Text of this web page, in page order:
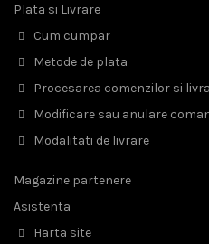
Plata si Livrare
Cum cumpar
Metode de plata
Procesarea comenzilor si
Modificare sau anulare
Modalitati de livrare
Magazine partenere
Asistenta
Harta site